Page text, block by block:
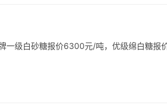
一级白砂糖报价6300元/吨，优级绵白糖